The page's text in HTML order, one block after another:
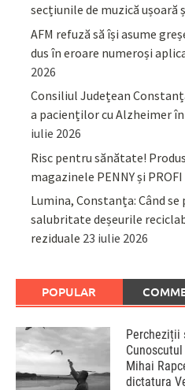
secțiunile de muzică ușoară
AFM refuză să își asume
dus în eroare numeroși
2026
Consiliul Județean
a pacienților cu Alzheimer în
iulie 2026
Risc pentru sănătate!
magazinele PENNY și PROFI
Lumina, Constanța: Când
salubritate deșeurile
reziduale 23 iulie 2026
POPULAR
Percheziții
Mihai
dictatura